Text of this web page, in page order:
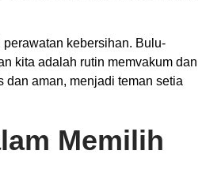
kebersihan. Bulu-
kita adalah rutin memvakum dan
aman, menjadi teman setia
Memilih